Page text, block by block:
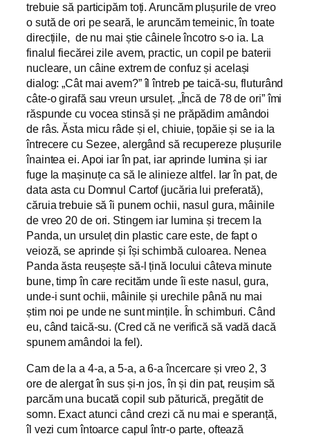
trebuie să participăm toți. Aruncăm plușurile de vreo
o sută de ori pe seară, le aruncăm temeinic, în toate
direcțiile, de nu mai știe câinele încotro s-o ia. La
finalul fiecărei zile avem, practic, un copil pe baterii
nucleare, un câine extrem de confuz și același
dialog: „Cât mai avem?” îl întreb pe taică-su, fluturând
câte-o girafă sau vreun ursuleț. „Încă de 78 de ori” îmi
răspunde cu vocea stinsă și ne prăpădim amândoi
de râs. Ăsta micu râde și el, chiuie, țopăie și se ia la
întrecere cu Sezee, alergând să recupereze plușurile
înaintea ei. Apoi iar în pat, iar aprinde lumina și iar
fuge la mașinuțe ca să le alinieze altfel. Iar în pat, de
data asta cu Domnul Cartof (jucăria lui preferată),
căruia trebuie să îi punem ochii, nasul gura, mâinile
de vreo 20 de ori. Stingem iar lumina și trecem la
Panda, un ursuleț din plastic care este, de fapt o
veioză, se aprinde și își schimbă culoarea. Nenea
Panda ăsta reușește să-l țină locului câteva minute
bune, timp în care recităm unde îi este nasul, gura,
unde-i sunt ochii, mâinile și urechile până nu mai
știm noi pe unde ne sunt mințile. În schimburi. Când
eu, când taică-su. (Cred că ne verifică să vadă dacă
spunem amândoi la fel).
Cam de la a 4-a, a 5-a, a 6-a încercare și vreo 2, 3
ore de alergat în sus și-n jos, în și din pat, reușim să
parcăm una bucată copil sub păturică, pregătit de
somn. Exact atunci când crezi că nu mai e speranță,
îl vezi cum întoarce capul într-o parte, oftează